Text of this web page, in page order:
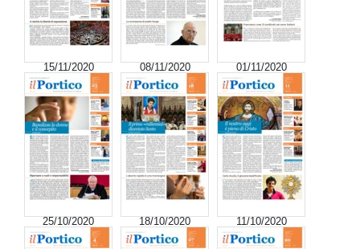
15/11/2020 08/11/2020 01/11/2020
25/10/2020 18/10/2020 11/10/2020